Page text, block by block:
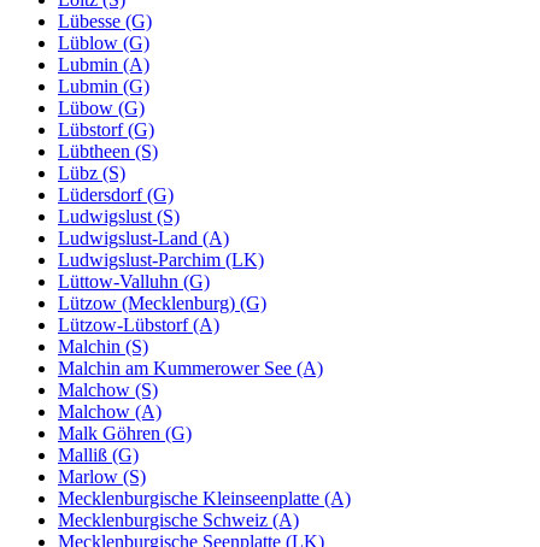
Lübesse (G)
Lüblow (G)
Lubmin (A)
Lubmin (G)
Lübow (G)
Lübstorf (G)
Lübtheen (S)
Lübz (S)
Lüdersdorf (G)
Ludwigslust (S)
Ludwigslust-Land (A)
Ludwigslust-Parchim (LK)
Lüttow-Valluhn (G)
Lützow (Mecklenburg) (G)
Lützow-Lübstorf (A)
Malchin (S)
Malchin am Kummerower See (A)
Malchow (S)
Malchow (A)
Malk Göhren (G)
Malliß (G)
Marlow (S)
Mecklenburgische Kleinseenplatte (A)
Mecklenburgische Schweiz (A)
Mecklenburgische Seenplatte (LK)